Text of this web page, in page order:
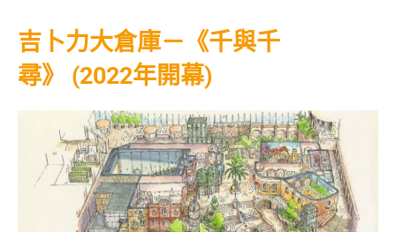
吉卜力大倉庫－ 《千與千
尋》
(2022年開幕)